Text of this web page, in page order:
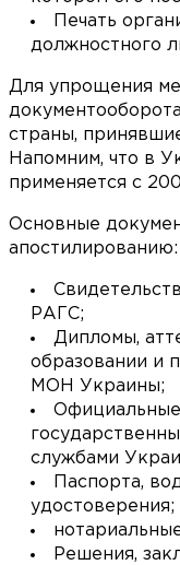
Печать
должностного
Для упрощения
страны,
Напомним, что в
применяется с
Основные
апостилированию:
РАГС;
Дипломы,
образовании и
МОН Украины;
службами
Паспорта,
удостоверения;
Решения,